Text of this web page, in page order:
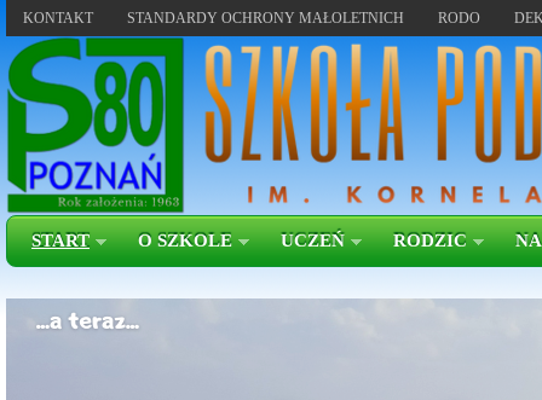
KONTAKT STANDARDY OCHRONY MAŁOLETNICH RODO
START O SZKOLE UCZEŃ RODZIC